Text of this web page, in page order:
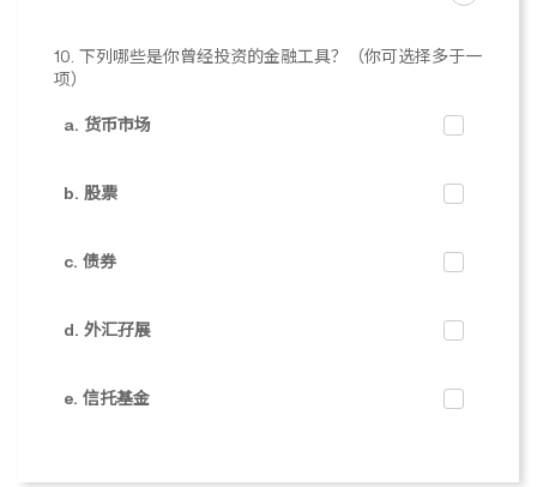
10. 下列哪些是你曾经投资的金融工具？（你可选择多于一
项）
a. 货币市场
b. 股票
c. 债券
d. 外汇孖展
e. 信托基金